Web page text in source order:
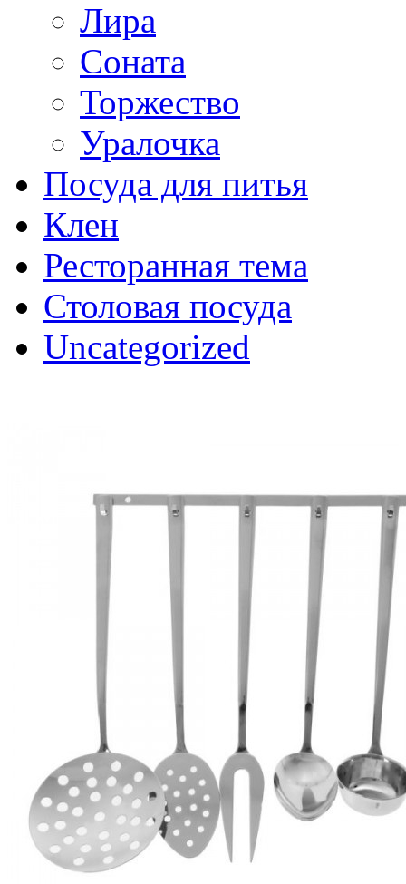
Лира
Соната
Торжество
Уралочка
Посуда для питья
Клен
Ресторанная тема
Столовая посуда
Uncategorized